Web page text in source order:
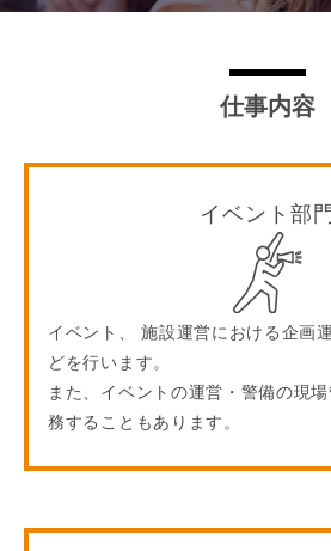
仕事内容
イベント部門
イベント、 施設運営における企画
どを行います。
また、イベントの運営・警備の現
務することもあります。